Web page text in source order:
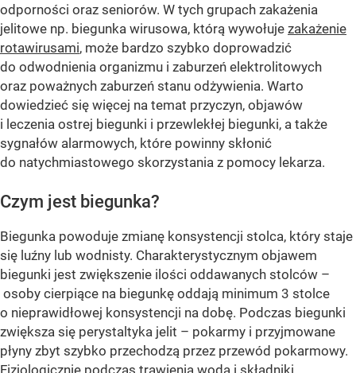
odporności oraz seniorów. W tych grupach zakażenia
jelitowe np. biegunka wirusowa, którą wywołuje zakażenie
rotawirusami, może bardzo szybko doprowadzić
do odwodnienia organizmu i zaburzeń elektrolitowych
oraz poważnych zaburzeń stanu odżywienia. Warto
dowiedzieć się więcej na temat przyczyn, objawów
i leczenia ostrej biegunki i przewlekłej biegunki, a także
sygnałów alarmowych, które powinny skłonić
do natychmiastowego skorzystania z pomocy lekarza.
Czym jest biegunka?
Biegunka powoduje zmianę konsystencji stolca, który staje
się luźny lub wodnisty. Charakterystycznym objawem
biegunki jest zwiększenie ilości oddawanych stolców –
osoby cierpiące na biegunkę oddają minimum 3 stolce
o nieprawidłowej konsystencji na dobę. Podczas biegunki
zwiększa się perystaltyka jelit – pokarmy i przyjmowane
płyny zbyt szybko przechodzą przez przewód pokarmowy.